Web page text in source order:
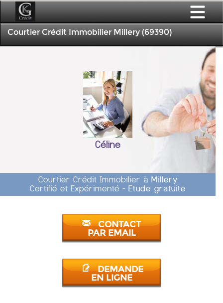
Courtier Crédit Immobilier Millery (69390)
Céline
Courtier Crédit Immobilier à Millery
Certifié et Expérimenté - Etude gratuite
CONTACT
PAR EMAIL
DEMANDE
EN LIGNE